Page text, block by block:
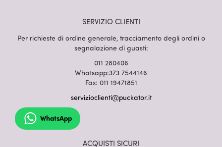
SERVIZIO CLIENTI
Per richieste di ordine generale, tracciamento degli ordini o
segnalazione di guasti:
011 280406
Whatsapp:373 7544146
Fax: 011 19471851
servizioclienti@puckator.it
WhatsApp
ACQUISTI SICURI